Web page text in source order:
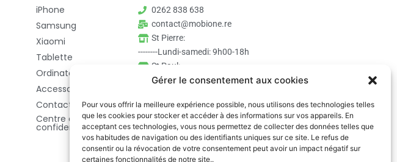
Gérer le consentement aux cookies
Pour vous offrir la meilleure expérience possible, nous utilisons des technologies telles
que les cookies pour stocker et accéder à des informations sur vos appareils. En
acceptant ces technologies, vous nous permettez de collecter des données telles que
vos habitudes de navigation ou des identifiants uniques sur ce site. Le refus de
consentir ou la révocation de votre consentement peut avoir un impact négatif sur
certaines fonctionnalités de notre site..
iPhone
Samsung
Xiaomi
Tablette
Ordinateur
Accessoires
Contact
Centre de
confidentialité
0262 838 638
contact@mobione.re
St Pierre:
--------Lundi-samedi: 9h00-18h
St Paul:
--------Lundi-samedi: 9h00-17h30